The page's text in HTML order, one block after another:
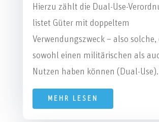
Hierzu zählt die Dual-Use-
listet Güter mit doppeltem
Verwendungszweck – also solche,
sowohl einen militärischen als
Nutzen haben können (Dual-Use).
MEHR LESEN